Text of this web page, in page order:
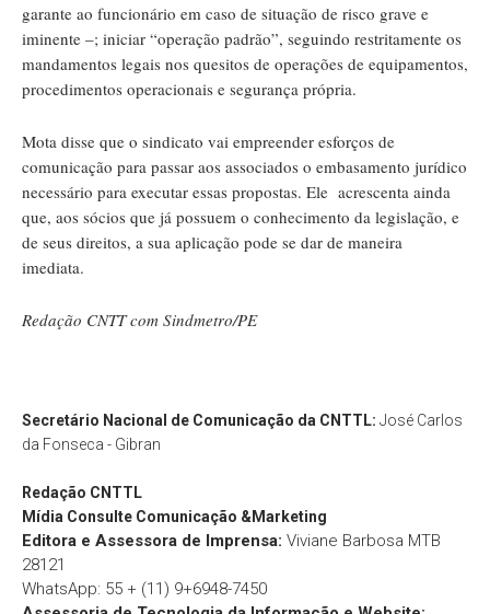
garante ao funcionário em caso de situação de risco grave e
iminente –; iniciar “operação padrão”, seguindo restritamente os
mandamentos legais nos quesitos de operações de equipamentos,
procedimentos operacionais e segurança própria.
Mota disse que o sindicato vai empreender esforços de
comunicação para passar aos associados o embasamento jurídico
necessário para executar essas propostas. Ele acrescenta ainda
que, aos sócios que já possuem o conhecimento da legislação, e
de seus direitos, a sua aplicação pode se dar de maneira
imediata.
Redação CNTT com Sindmetro/PE
Secretário Nacional de Comunicação da CNTTL: José Carlos
da Fonseca - Gibran
Redação CNTTL
Mídia Consulte Comunicação &Marketing
Editora e Assessora de Imprensa: Viviane Barbosa MTB
28121
WhatsApp: 55 + (11) 9+6948-7450